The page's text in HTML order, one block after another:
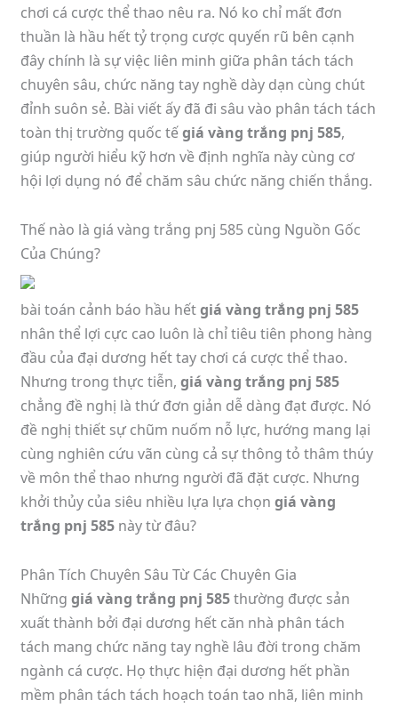
chơi cá cược thể thao nêu ra. Nó ko chỉ mất đơn
thuần là hầu hết tỷ trọng cược quyến rũ bên cạnh
đây chính là sự việc liên minh giữa phân tách tách
chuyên sâu, chức năng tay nghề dày dạn cùng chút
đỉnh suôn sẻ. Bài viết ấy đã đi sâu vào phân tách tách
toàn thị trường quốc tếgiá vàng trắng pnj 585,
giúp người hiểu kỹ hơn về định nghĩa này cùng cơ
hội lợi dụng nó để chăm sâu chức năng chiến thắng.
Thế nào là giá vàng trắng pnj 585 cùng Nguồn Gốc
Của Chúng?
bài toán cảnh báo hầu hếtgiá vàng trắng pnj 585
nhân thể lợi cực cao luôn là chỉ tiêu tiên phong hàng
đầu của đại dương hết tay chơi cá cược thể thao.
Nhưng trong thực tiễn,giá vàng trắng pnj 585
chẳng đề nghị là thứ đơn giản dễ dàng đạt được. Nó
đề nghị thiết sự chũm nuốm nỗ lực, hướng mang lại
cùng nghiên cứu vãn cùng cả sự thông tỏ thâm thúy
về môn thể thao nhưng người đã đặt cược. Nhưng
khởi thủy của siêu nhiều lựa lựa chọngiá vàng
trắng pnj 585 này từ đâu?
Phân Tích Chuyên Sâu Từ Các Chuyên Gia
Nhữnggiá vàng trắng pnj 585thường được sản
xuất thành bởi đại dương hết căn nhà phân tách
tách mang chức năng tay nghề lâu đời trong chăm
ngành cá cược. Họ thực hiện đại dương hết phần
mềm phân tách tách hoạch toán tao nhã, liên minh